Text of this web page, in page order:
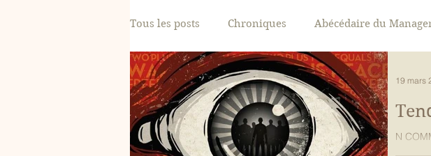
Tous les posts Chroniques Abécédaire du
N
19 mars